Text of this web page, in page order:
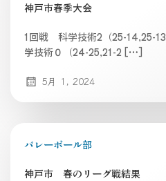
神戸市春季大会
1回戦 科学技術2（25-14,25-
学技術０（24-25,21-2 […]
5月 1, 2024
バレーボール部
神戸市 春のリーグ戦結果